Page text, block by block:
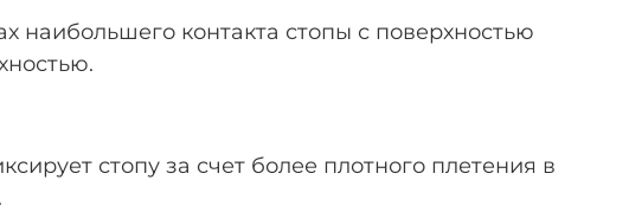
контакта стопы с поверхностью
стопу за счет более плотного плетения в